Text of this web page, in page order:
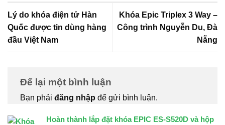
Hoàn thành lắp đặt khóa EPIC ES-S520D và hộp
Lý do khóa điện tử Hàn
Quốc được tin dùng hàng
đầu Việt Nam
Khóa Epic Triplex 3 Way –
Công trình Nguyễn Du, Đà
Nẵng
Để lại một bình luận
Bạn phải đăng nhập để gửi bình luận.